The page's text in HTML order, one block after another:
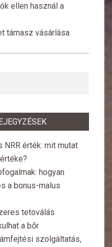
ellen használ a
támasz vásárlása
érték: mit mutat
hogyan
a bonus-malus
tetoválás
a bőr
szolgáltatás,